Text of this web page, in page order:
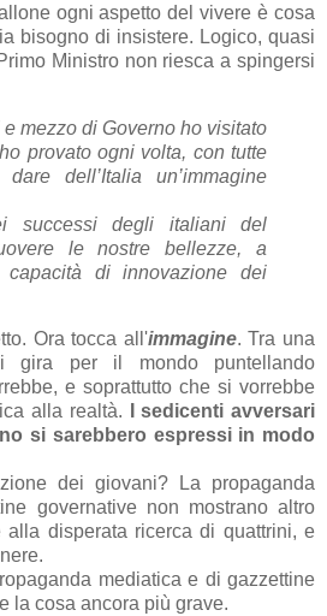
ogni aspetto del vivere è cosa
bisogno di insistere. Logico, quasi
Ministro non riesca a spingersi
mezzo di Governo ho visitato
provato ogni volta, con tutte
dell’Italia un’immagine
successi degli italiani del
le nostre bellezze, a
capacità di innovazione dei
Ora tocca all'immagine. Tra una
gira per il mondo puntellando
e soprattutto che si vorrebbe
alla realtà.
I sedicenti avversari
si sarebbero espressi in modo
dei giovani? La propaganda
governative non mostrano altro
alla disperata ricerca di quattrini, e
mediatica e di gazzettine
la cosa ancora più grave.